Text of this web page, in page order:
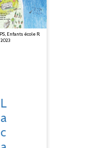
Enfants école R.
L
a
c